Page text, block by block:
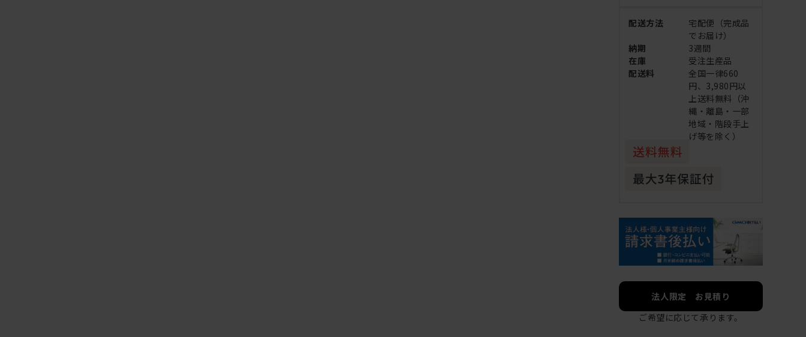
配送方法
宅配便（完成品
でお届け）
納期
3週間
在庫
受注生産品
配送料
全国一律660
円、3,980円以
上送料無料（沖
縄・離島・一部
地域・階段手上
げ等を除く）
法人限定 お見積り
ご希望に応じて承ります。